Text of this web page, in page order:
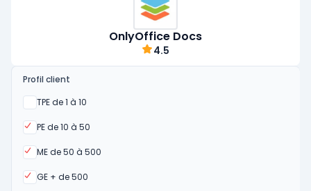
OnlyOffice Docs
4.5
Profil client
TPE de 1 à 10
Oui
PE de 10 à 50
Oui
ME de 50 à 500
Oui
GE + de 500
Oui